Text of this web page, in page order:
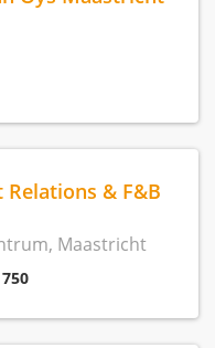
& F&B
Maastricht